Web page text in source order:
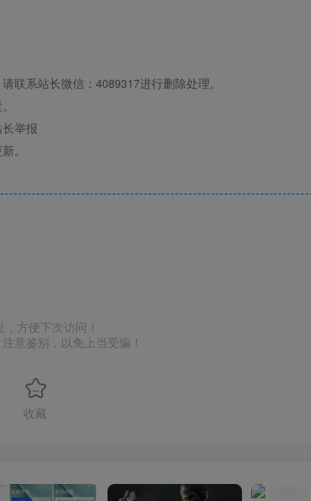
联系站长微信：4089317进行删除处理。
举报
。
方便下次访问！
意鉴别，以免上当受骗！
收藏